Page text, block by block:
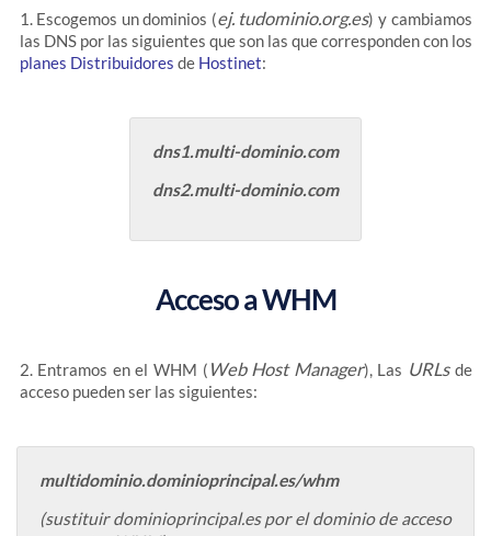
1. Escogemos un dominios (ej. tudominio.org.es) y cambiamos
las DNS por las siguientes que son las que corresponden con los
planes Distribuidores de Hostinet:
dns1.multi-dominio.com
dns2.multi-dominio.com
Acceso a WHM
2. Entramos en el WHM ( Web Host Manager), Las URLsde
acceso pueden ser las siguientes:
multidominio.dominioprincipal.es/whm
(sustituir dominioprincipal.es por el dominio de acceso